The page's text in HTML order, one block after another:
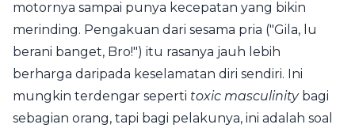
motornya sampai punya kecepatan yang bikin
merinding. Pengakuan dari sesama pria ("Gila, lu
berani banget, Bro!") itu rasanya jauh lebih
berharga daripada keselamatan diri sendiri. Ini
mungkin terdengar seperti toxic masculinitybagi
sebagian orang, tapi bagi pelakunya, ini adalah soal